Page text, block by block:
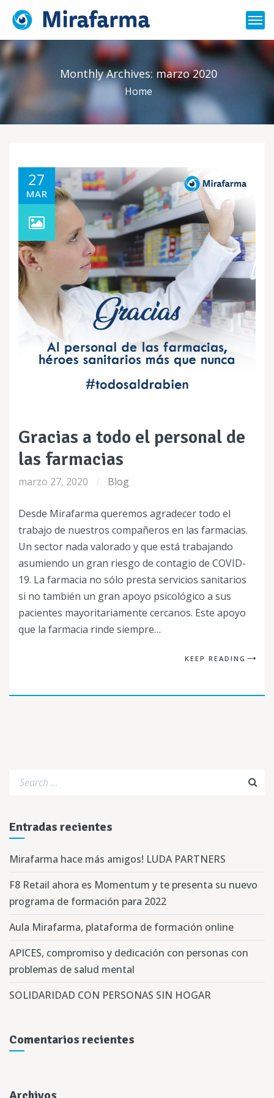
Monthly Archives: marzo 2020
Home
27
MAR
Gracias a todo el personal de
las farmacias
marzo 27, 2020 Blog
Desde Mirafarma queremos agradecer todo el
trabajo de nuestros compañeros en las farmacias.
Un sector nada valorado y que está trabajando
asumiendo un gran riesgo de contagio de COVID-
19. La farmacia no sólo presta servicios sanitarios
si no también un gran apoyo psicológico a sus
pacientes mayoritariamente cercanos. Este apoyo
que la farmacia rinde siempre…
KEEP READING
Entradas recientes
Mirafarma hace más amigos! LUDA PARTNERS
F8 Retail ahora es Momentum y te presenta su nuevo
programa de formación para 2022
Aula Mirafarma, plataforma de formación online
APICES, compromiso y dedicación con personas con
problemas de salud mental
SOLIDARIDAD CON PERSONAS SIN HOGAR
Comentarios recientes